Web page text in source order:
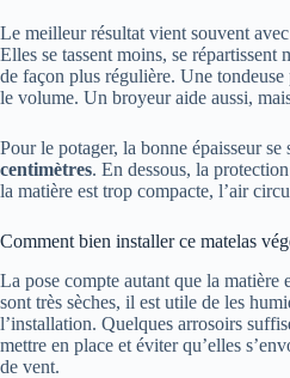
Le meilleur résultat vient souvent
Elles se tassent moins, se répartissent
de façon plus régulière. Une
le volume. Un broyeur aide aussi,
Pour le potager, la bonne épaisseur se
centimètres. En dessous, la
la matière est trop compacte, l’air
Comment bien installer ce matelas
La pose compte autant que la matière
sont très sèches, il est utile de les
l’installation. Quelques arrosoirs
mettre en place et éviter qu’elles
de vent.